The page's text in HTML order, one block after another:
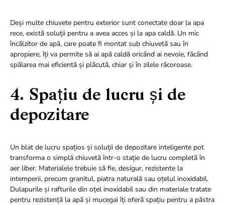
Deși multe chiuvete pentru exterior sunt conectate doar la apa
rece, există soluții pentru a avea acces și la apa caldă. Un mic
încălzitor de apă, care poate fi montat sub chiuvetă sau în
apropiere, îți va permite să ai apă caldă oricând ai nevoie, făcând
spălarea mai eficientă și plăcută, chiar și în zilele răcoroase.
4. Spațiu de lucru și de
depozitare
Un blat de lucru spațios și soluții de depozitare inteligente pot
transforma o simplă chiuvetă într-o stație de lucru completă în
aer liber. Materialele trebuie să fie, desigur, rezistente la
intemperii, precum granitul, piatra naturală sau oțelul inoxidabil.
Dulapurile și rafturile din oțel inoxidabil sau din materiale tratate
pentru rezistență la apă și mucegai îți oferă spațiu pentru a păstra